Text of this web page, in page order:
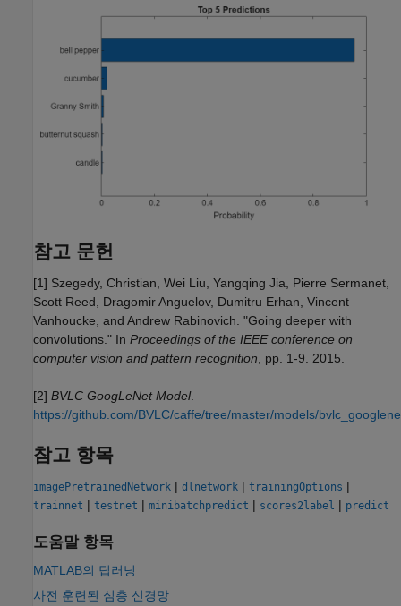
참고 문헌
[1] Szegedy, Christian, Wei Liu, Yangqing Jia, Pierre Sermanet,
Scott Reed, Dragomir Anguelov, Dumitru Erhan, Vincent
Vanhoucke, and Andrew Rabinovich. "Going deeper with
convolutions." In Proceedings of the IEEE conference on
computer vision and pattern recognition , pp. 1-9. 2015.
[2] BVLC GoogLeNet Model.
https://github.com/BVLC/caffe/tree/master/models/
참고 항목
imagePretrainedNetwork | dlnetwork | trainingOptions |
trainnet | testnet | minibatchpredict | scores2label | predict
도움말 항목
MATLAB의 딥러닝
사전 훈련된 심층 신경망